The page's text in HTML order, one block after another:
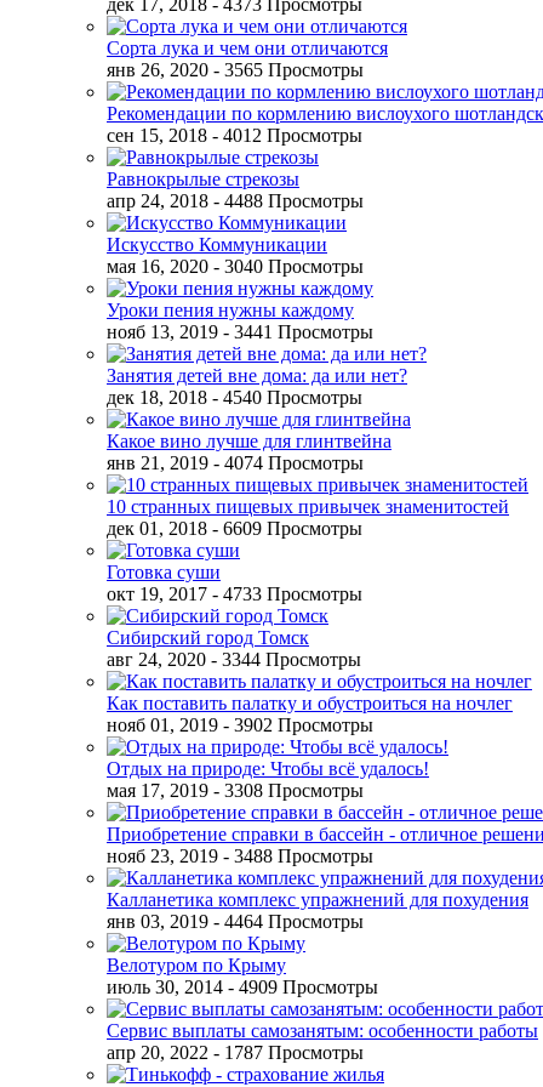
дек 17, 2018 - 4373 Просмотры
Сорта лука и чем они отличаются
янв 26, 2020 - 3565 Просмотры
Рекомендации по кормлению вислоухого
сен 15, 2018 - 4012 Просмотры
Равнокрылые стрекозы
апр 24, 2018 - 4488 Просмотры
Искусство Коммуникации
мая 16, 2020 - 3040 Просмотры
Уроки пения нужны каждому
нояб 13, 2019 - 3441 Просмотры
Занятия детей вне дома: да или нет?
дек 18, 2018 - 4540 Просмотры
Какое вино лучше для глинтвейна
янв 21, 2019 - 4074 Просмотры
10 странных пищевых привычек знаменитостей
дек 01, 2018 - 6609 Просмотры
Готовка суши
окт 19, 2017 - 4733 Просмотры
Сибирский город Томск
авг 24, 2020 - 3344 Просмотры
Как поставить палатку и обустроиться на ночлег
нояб 01, 2019 - 3902 Просмотры
Отдых на природе: Чтобы всё удалось!
мая 17, 2019 - 3308 Просмотры
Приобретение справки в бассейн - отличное
нояб 23, 2019 - 3488 Просмотры
Калланетика комплекс упражнений для похудения
янв 03, 2019 - 4464 Просмотры
Велотуром по Крыму
июль 30, 2014 - 4909 Просмотры
Сервис выплаты самозанятым: особенности работы
апр 20, 2022 - 1787 Просмотры